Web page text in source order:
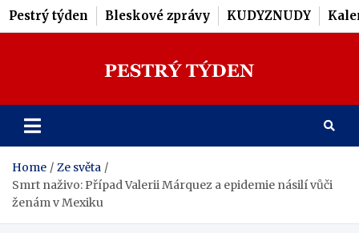
Pestrý týden Bleskové zprávy KUDYZNUDY
Pestrý Týden
Home
Ze světa
Smrt naživo: Případ Valerii Márquez a epidemie násilí vůči
ženám v Mexiku